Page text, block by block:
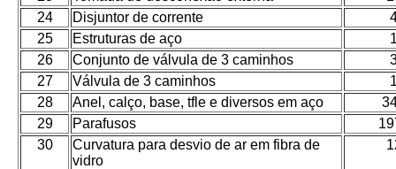
24
Disjuntor de corrente
25
Estruturas de aço
26
Conjunto de válvula de 3 caminhos
27
Válvula de 3 caminhos
28
Anel, calço, base, tfle e diversos em aço
29
Parafusos
30
Curvatura para desvio de ar em fibra de
vidro